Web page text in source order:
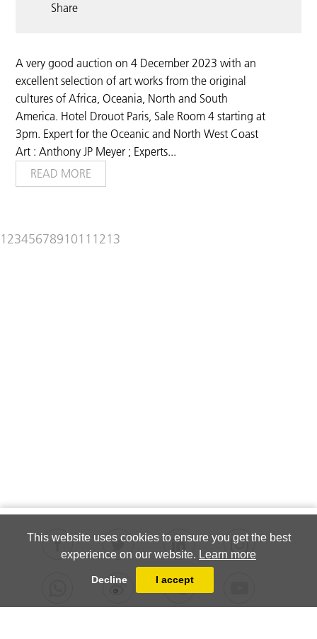
This website uses cookies to ensure you get the best
experience on our website. Learn more
Decline I accept
Share
A very good auction on 4 December 2023 with an
excellent selection of art works from the original
cultures of Africa, Oceania, North and South
America. Hotel Drouot Paris, Sale Room 4 starting at
3pm. Expert for the Oceanic and North West Coast
Art : Anthony JP Meyer ; Experts...
READ MORE
1 234567891011 1213